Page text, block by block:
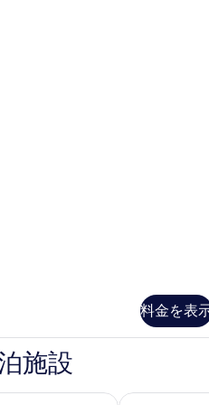
料金を表
施設
リヤット アル ベリVOGO アブ